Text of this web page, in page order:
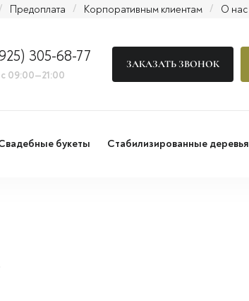
/ Предоплата / Корпоративным клиентам / О нас
305-68-77
09:00—21:00
ЗАКАЗАТЬ ЗВОНОК
букеты Стабилизированные деревья